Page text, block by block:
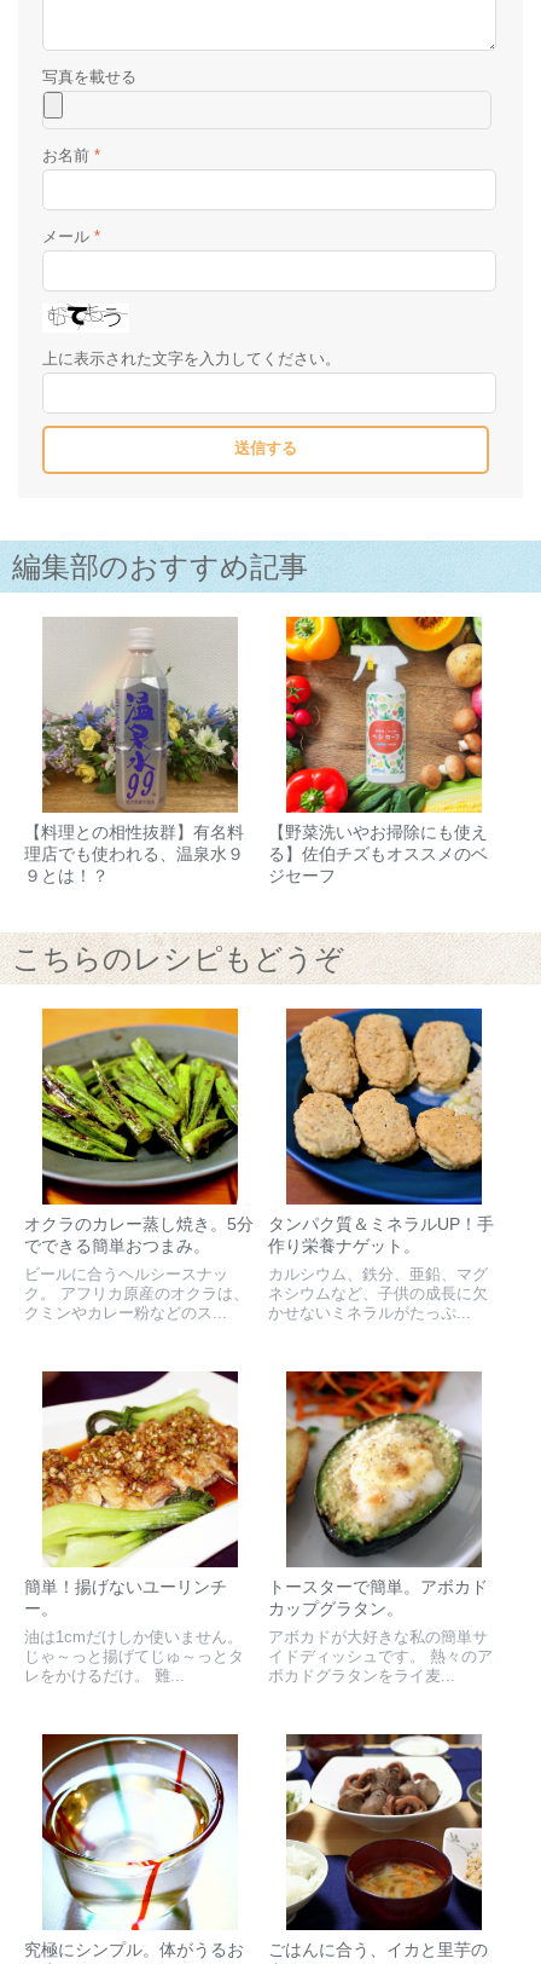
お名前 *
メール *
上に表示された文字を入力してください。
編集部のおすすめ記事
【料理との相性抜群】有名料
理店でも使われる、温泉水９
９とは！？
【野菜洗いやお掃除にも使え
る】佐伯チズもオススメのベ
ジセーフ
こちらのレシピもどうぞ
オクラのカレー蒸し焼き。5分
でできる簡単おつまみ。
ビールに合うヘルシースナッ
ク。 アフリカ原産のオクラは、
クミンやカレー粉などのス...
タンパク質＆ミネラルUP！手
作り栄養ナゲット。
カルシウム、鉄分、亜鉛、マグ
ネシウムなど、子供の成長に欠
かせないミネラルがたっぷ...
簡単！揚げないユーリンチ
ー。
油は1cmだけしか使いません。
じゃ～っと揚げてじゅ～っとタ
レをかけるだけ。 難...
トースターで簡単。アボカド
カップグラタン。
アボカドが大好きな私の簡単サ
イドディッシュです。 熱々のア
ボカドグラタンをライ麦...
究極にシンプル。体がうるお
ごはんに合う、イカと里芋の